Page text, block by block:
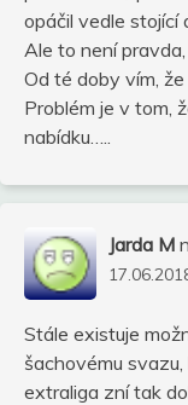
opáčil vedle stojící
Ale to není
Od té doby vím,
Problém je v tom,
nabídku…..
Jarda M
Stále existuje
šachovému
extraliga zní tak